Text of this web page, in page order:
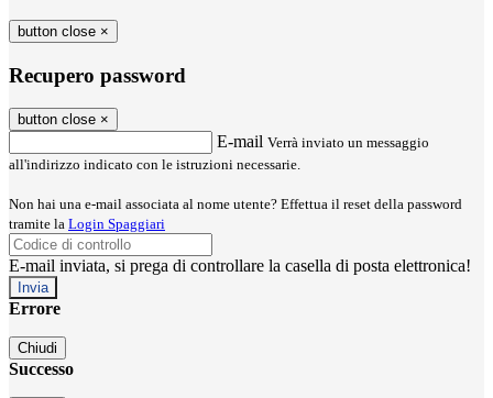
button close ×
Recupero password
button close ×
E-mail Verrà inviato un messaggio
all'indirizzo indicato con le istruzioni necessarie.
Non hai una e-mail associata al nome utente? Effettua il reset della password
tramite la Login Spaggiari
E-mail inviata, si prega di controllare la casella di posta elettronica!
Errore
Chiudi
Successo